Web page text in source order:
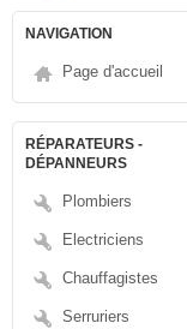
NAVIGATION
Page d'accueil
RÉPARATEURS -
DÉPANNEURS
Plombiers
Electriciens
Chauffagistes
Serruriers